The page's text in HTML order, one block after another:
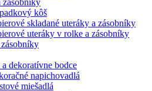
kôš
skladané uteráky a zásobníky
uteráky v rolke a zásobníky
dekoratívne bodce
napichovadlá
miešadlá